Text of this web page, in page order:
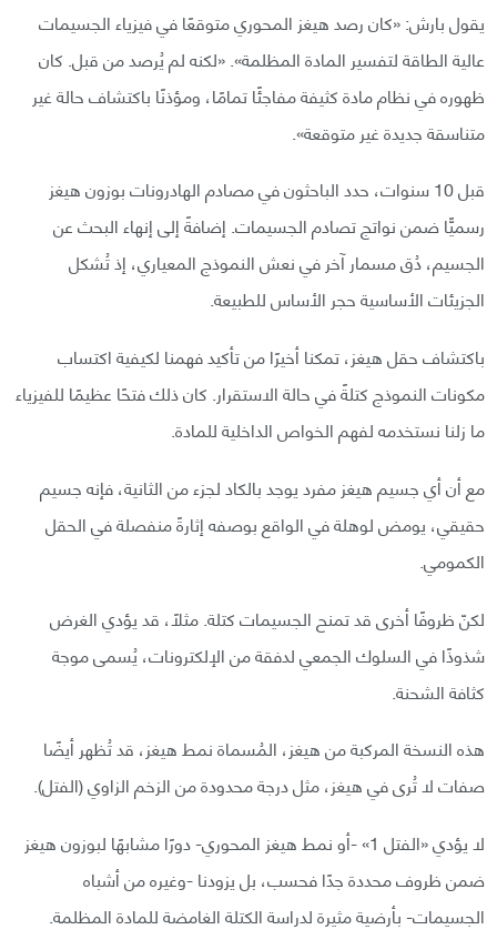
يقول بارش: «كان رصد هيغز المحوري متوقعًا في فيزياء الجسيمات
عالية الطاقة لتفسير المادة المظلمة». «لكنه لم يُرصد من قبل. كان
ظهوره في نظام مادة كثيفة مفاجئًا تمامًا، ومؤذنًا باكتشاف حالة غير
متناسقة جديدة غير متوقعة».
قبل 10 سنوات، حدد الباحثون في مصادم الهادرونات بوزون هيغز
رسميًّا ضمن نواتج تصادم الجسيمات. إضافةً إلى إنهاء البحث عن
الجسيم، دُق مسمار آخر في نعش النموذج المعياري، إذ تُشكل
الجزيئات الأساسية حجر الأساس للطبيعة.
باكتشاف حقل هيغز، تمكنا أخيرًا من تأكيد فهمنا لكيفية اكتساب
مكونات النموذج كتلةً في حالة الاستقرار. كان ذلك فتحًا عظيمًا للفيزياء
ما زلنا نستخدمه لفهم الخواص الداخلية للمادة.
مع أن أي جسيم هيغز مفرد يوجد بالكاد لجزء من الثانية، فإنه جسيم
حقيقي، يومض لوهلة في الواقع بوصفه إثارةً منفصلة في الحقل
الكمومي.
لكنّ ظروفًا أخرى قد تمنح الجسيمات كتلة. مثلًا، قد يؤدي الغرض
شذوذًا في السلوك الجمعي لدفقة من الإلكترونات، يُسمى موجة
كثافة الشحنة.
هذه النسخة المركبة من هيغز، المُسماة نمط هيغز، قد تُظهر أيضًا
صفات لا تُرى في هيغز، مثل درجة محدودة من الزخم الزاوي (الفتل).
لا يؤدي «الفتل 1» -أو نمط هيغز المحوري- دورًا مشابهًا لبوزون هيغز
ضمن ظروف محددة جدًا فحسب، بل يزودنا -وغيره من أشباه
الجسيمات- بأرضية مثيرة لدراسة الكتلة الغامضة للمادة المظلمة.